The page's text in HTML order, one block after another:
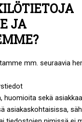
JA
mm. seuraavia
huomioita sekä
asiakaskohtaisissa,